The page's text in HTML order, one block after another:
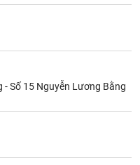
Số 15 Nguyễn Lương Bằng